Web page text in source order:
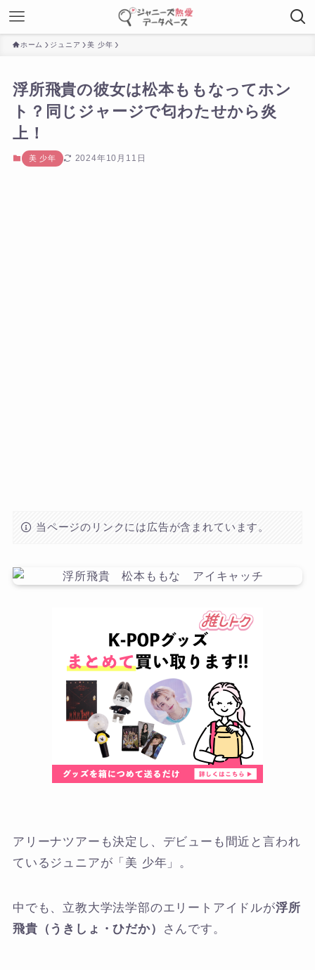
ホーム ジュニア 美 少年
浮所飛貴の彼女は松本ももなってホン
ト？同じジャージで匂わたせから炎
上！
美 少年 2024年10月11日
当ページのリンクには広告が含まれています。
アリーナツアーも決定し、デビューも間近と言われ
ているジュニアが「美 少年」。
中でも、立教大学法学部のエリートアイドルが浮所
飛貴（うきしょ・ひだか）
さんです。